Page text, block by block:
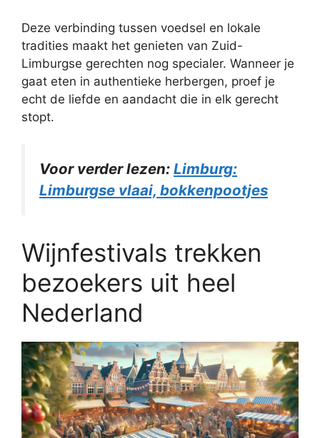
Deze verbinding tussen voedsel en lokale
tradities maakt het genieten van Zuid-
Limburgse gerechten nog specialer. Wanneer je
gaat eten in authentieke herbergen, proef je
echt de liefde en aandacht die in elk gerecht
stopt.
Voor verder lezen: Limburg:
Limburgse vlaai, bokkenpootjes
Wijnfestivals trekken
bezoekers uit heel
Nederland